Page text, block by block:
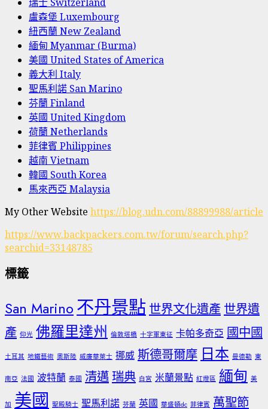
瑞士 Switzerland
盧森堡 Luxembourg
紐西蘭 New Zealand
緬甸 Myanmar (Burma)
美國 United States of America
義大利 Italy
聖馬利諾 San Marino
芬蘭 Finland
英國 United Kingdom
荷蘭 Netherlands
菲律賓 Philippines
越南 Vietnam
韓國 South Korea
馬來西亞 Malaysia
My Other Website https://blog.udn.com/88899988/article
https://www.backpackers.com.tw/forum/search.php?
searchid=33148785
標籤
San Marino 不丹景點 世界文化遺產 世界遺
產 仰光 佛羅里達州 倫敦塔橋 十字軍東征 卡帕多奇亞 國中國
土耳其 地鐵藝術 奧斯陸 威廉華萊士 挪威 斯德哥爾摩 日本 曼德勒 東
南亞 法國 波特蘭 泰國 清邁 瑞典 白宮 米蘭景點 紅燈區 緬甸 美
加 美國 聖殿騎士 聖馬利諾 芬蘭 英國 華盛頓dc 菲律賓 萬聖節